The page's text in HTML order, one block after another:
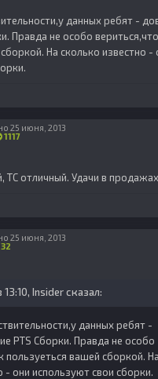
данных ребят -
Правда не особо
На сколько известно -
1117
25 июня, 2013
ТС отличный. Удачи в
32
25 июня, 2013
Insider сказал:
данных ребят -
PTS Сборки. Правда не особо
пользуеться вашей сборкой. На
- они используют свои сборки.